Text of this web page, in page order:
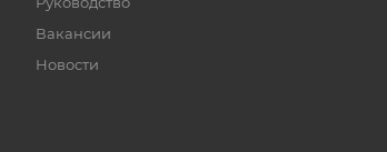
Вакансии
Новости